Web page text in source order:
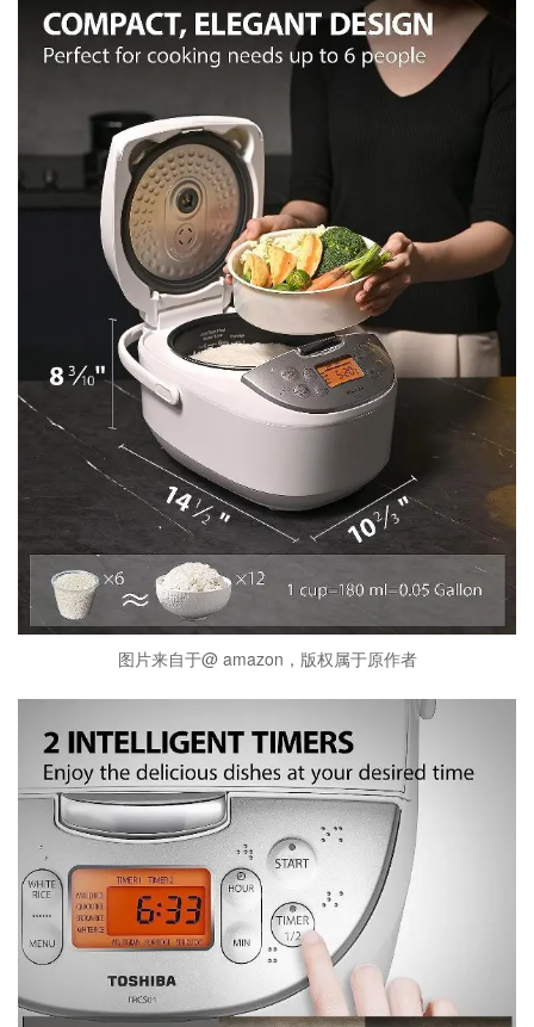
图片来自于@ amazon，版权属于原作者